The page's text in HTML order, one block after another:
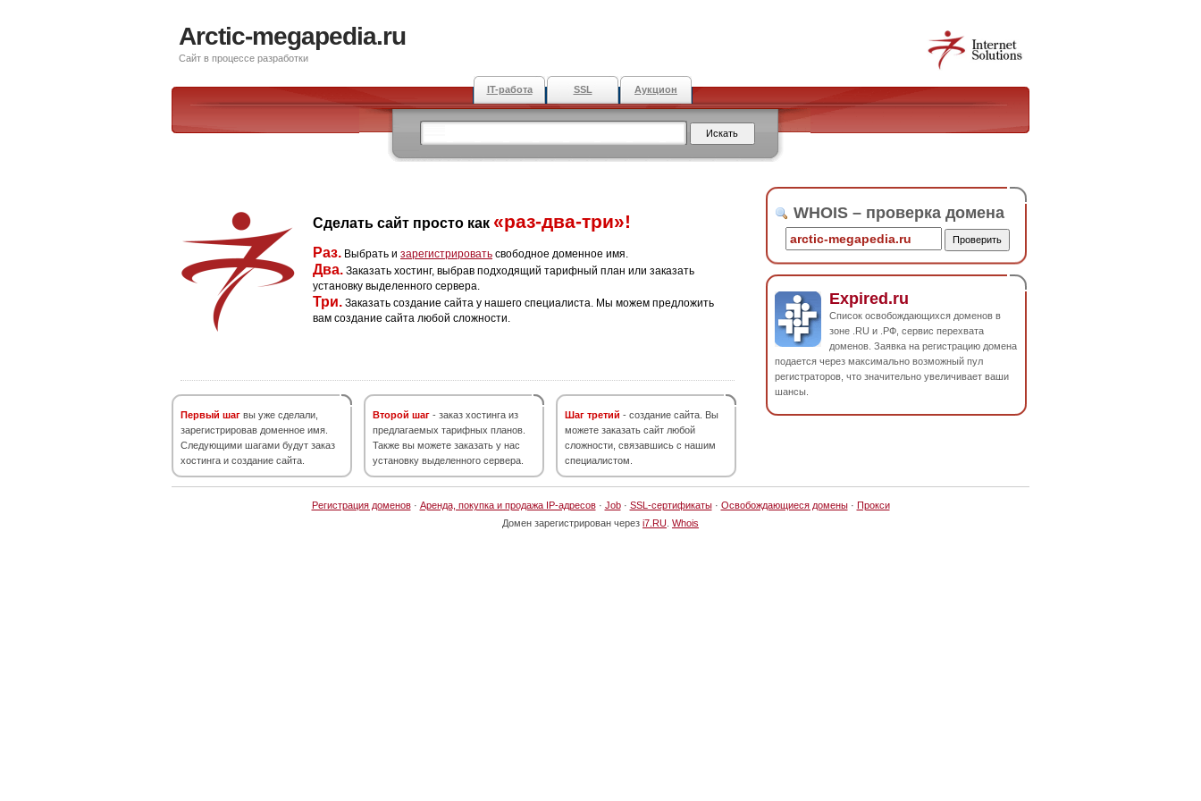
Arctic-megapedia.ru
Сайт в процессе разработки
IT-работа SSL Аукцион
Сделать сайт просто как «раз-два-три»!
Раз. Выбрать и зарегистрировать свободное доменное имя.
Два. Заказать хостинг, выбрав подходящий тарифный план или заказать
установку выделенного сервера.
Три. Заказать создание сайта у нашего специалиста. Мы можем предложить
вам создание сайта любой сложности.
Первый шаг вы уже сделали,
зарегистрировав доменное имя.
Следующими шагами будут заказ
хостинга и создание сайта.
Второй шаг - заказ хостинга из
предлагаемых тарифных планов.
Также вы можете заказать у нас
установку выделенного сервера.
Шаг третий - создание сайта. Вы
можете заказать сайт любой
сложности, связавшись с нашим
специалистом.
WHOIS – проверка домена
Expired.ru
Список освобождающихся доменов в
зоне .RU и .РФ, сервис перехвата
доменов. Заявка на регистрацию домена
подается через максимально возможный пул
регистраторов, что значительно увеличивает ваши
шансы.
Регистрация доменов· Аренда, покупка и продажа IP-адресов· Job· SSL-сертификаты· Освобождающиеся домены· Прокси
Домен зарегистрирован через i7.RU Whois